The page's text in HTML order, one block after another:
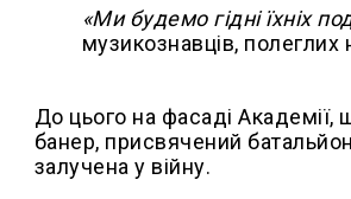
«Ми будемо гідні їхніх
музикознавців, полеглих
До цього на фасаді
банер, присвячений
залучена у війну.